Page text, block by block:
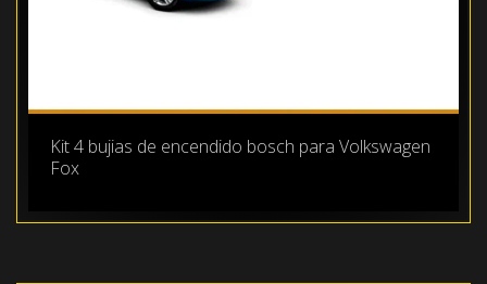
Kit 4 bujias de encendido bosch para Volkswagen
Fox